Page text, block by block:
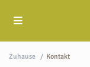
Zuhause Kontakt